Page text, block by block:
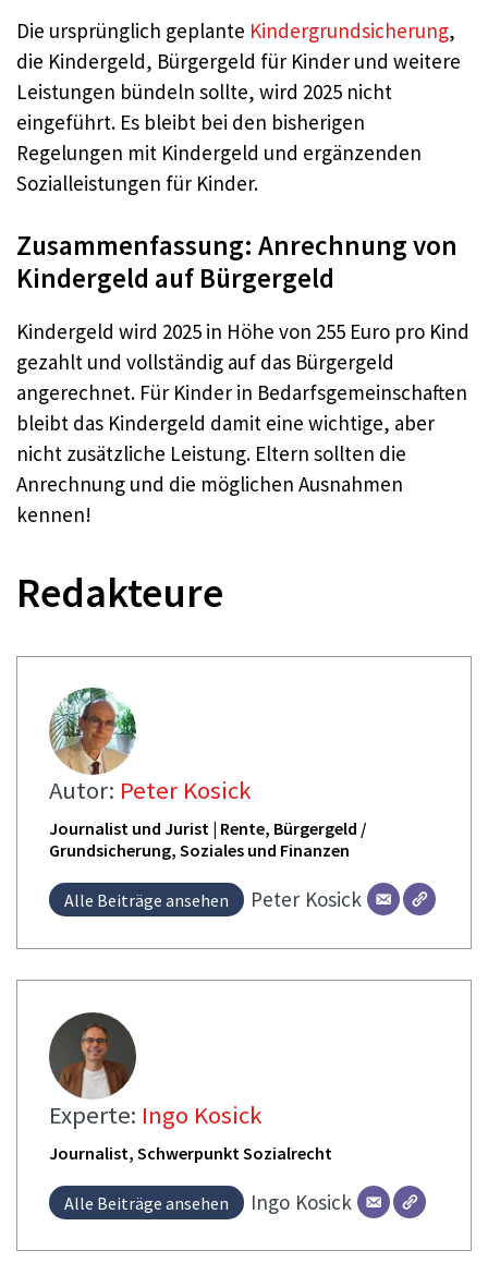
Die ursprünglich geplante Kindergrundsicherung,
die Kindergeld, Bürgergeld für Kinder und weitere
Leistungen bündeln sollte, wird 2025 nicht
eingeführt. Es bleibt bei den bisherigen
Regelungen mit Kindergeld und ergänzenden
Sozialleistungen für Kinder.
Zusammenfassung: Anrechnung von
Kindergeld auf Bürgergeld
Kindergeld wird 2025 in Höhe von 255 Euro pro Kind
gezahlt und vollständig auf das Bürgergeld
angerechnet. Für Kinder in Bedarfsgemeinschaften
bleibt das Kindergeld damit eine wichtige, aber
nicht zusätzliche Leistung. Eltern sollten die
Anrechnung und die möglichen Ausnahmen
kennen!
Redakteure
Autor: Peter Kosick
Journalist und Jurist | Rente, Bürgergeld /
Grundsicherung, Soziales und Finanzen
Alle Beiträge ansehen Peter Kosick
Experte: Ingo Kosick
Journalist, Schwerpunkt Sozialrecht
Alle Beiträge ansehen Ingo Kosick